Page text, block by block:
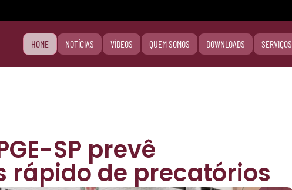
HOME NOTÍCIAS VÍDEOS QUEM SOMOS DOWNLOADS SERVIÇOS
SP prevê
de precatórios